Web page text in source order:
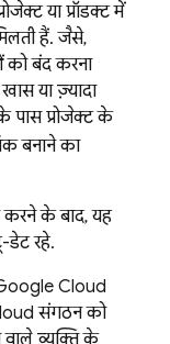
या प्रॉडक्ट में
हैं. जैसे,
को बंद करना
या ज़्यादा
पास प्रोजेक्ट के
बनाने का
करने के बाद, यह
डेट रहे.
Cloud
संगठन को
वाले व्यक्ति के